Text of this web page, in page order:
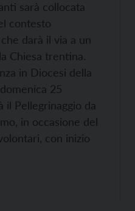
sarà collocata
contesto
darà il via a un
Chiesa trentina.
in Diocesi della
25
il Pellegrinaggio da
in occasione del
con inizio